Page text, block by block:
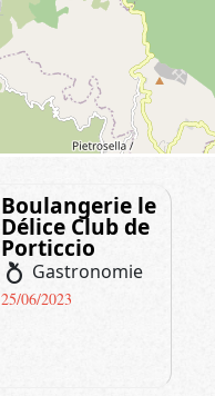
Boulangerie le
Délice Club de
Porticcio
nutrition Gastronomie
25/06/2023